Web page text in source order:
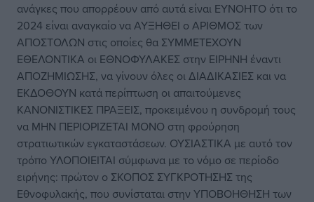
ανάγκες που απορρέουν από αυτά είναι ΕΥΝΟΗΤΟ ότι το
2024 είναι αναγκαίο να ΑΥΞΗΘΕΙ ο ΑΡΙΘΜΟΣ των
ΑΠΟΣΤΟΛΩΝ στις οποίες θα ΣΥΜΜΕΤΕΧΟΥΝ
ΕΘΕΛΟΝΤΙΚΑ οι ΕΘΝΟΦΥΛΑΚΕΣ στην ΕΙΡΗΝΗ έναντι
ΑΠΟΖΗΜΙΩΣΗΣ, να γίνουν όλες οι ΔΙΑΔΙΚΑΣΙΕΣ και να
ΕΚΔΟΘΟΥΝ κατά περίπτωση οι απαιτούμενες
ΚΑΝΟΝΙΣΤΙΚΕΣ ΠΡΑΞΕΙΣ, προκειμένου η συνδρομή τους
να ΜΗΝ ΠΕΡΙΟΡΙΖΕΤΑΙ ΜΟΝΟ στη φρούρηση
στρατιωτικών εγκαταστάσεων. ΟΥΣΙΑΣΤΙΚΑ με αυτό τον
τρόπο ΥΛΟΠΟΙΕΙΤΑΙ σύμφωνα με το νόμο σε περίοδο
ειρήνης: πρώτον ο ΣΚΟΠΟΣ ΣΥΓΚΡΟΤΗΣΗΣ της
Εθνοφυλακής, που συνίσταται στην ΥΠΟΒΟΗΘΗΣΗ των